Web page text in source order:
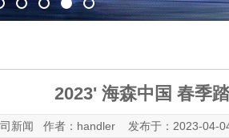
2023' 海森中国 春季
司新闻 作者：handler 发布于：2023-04-